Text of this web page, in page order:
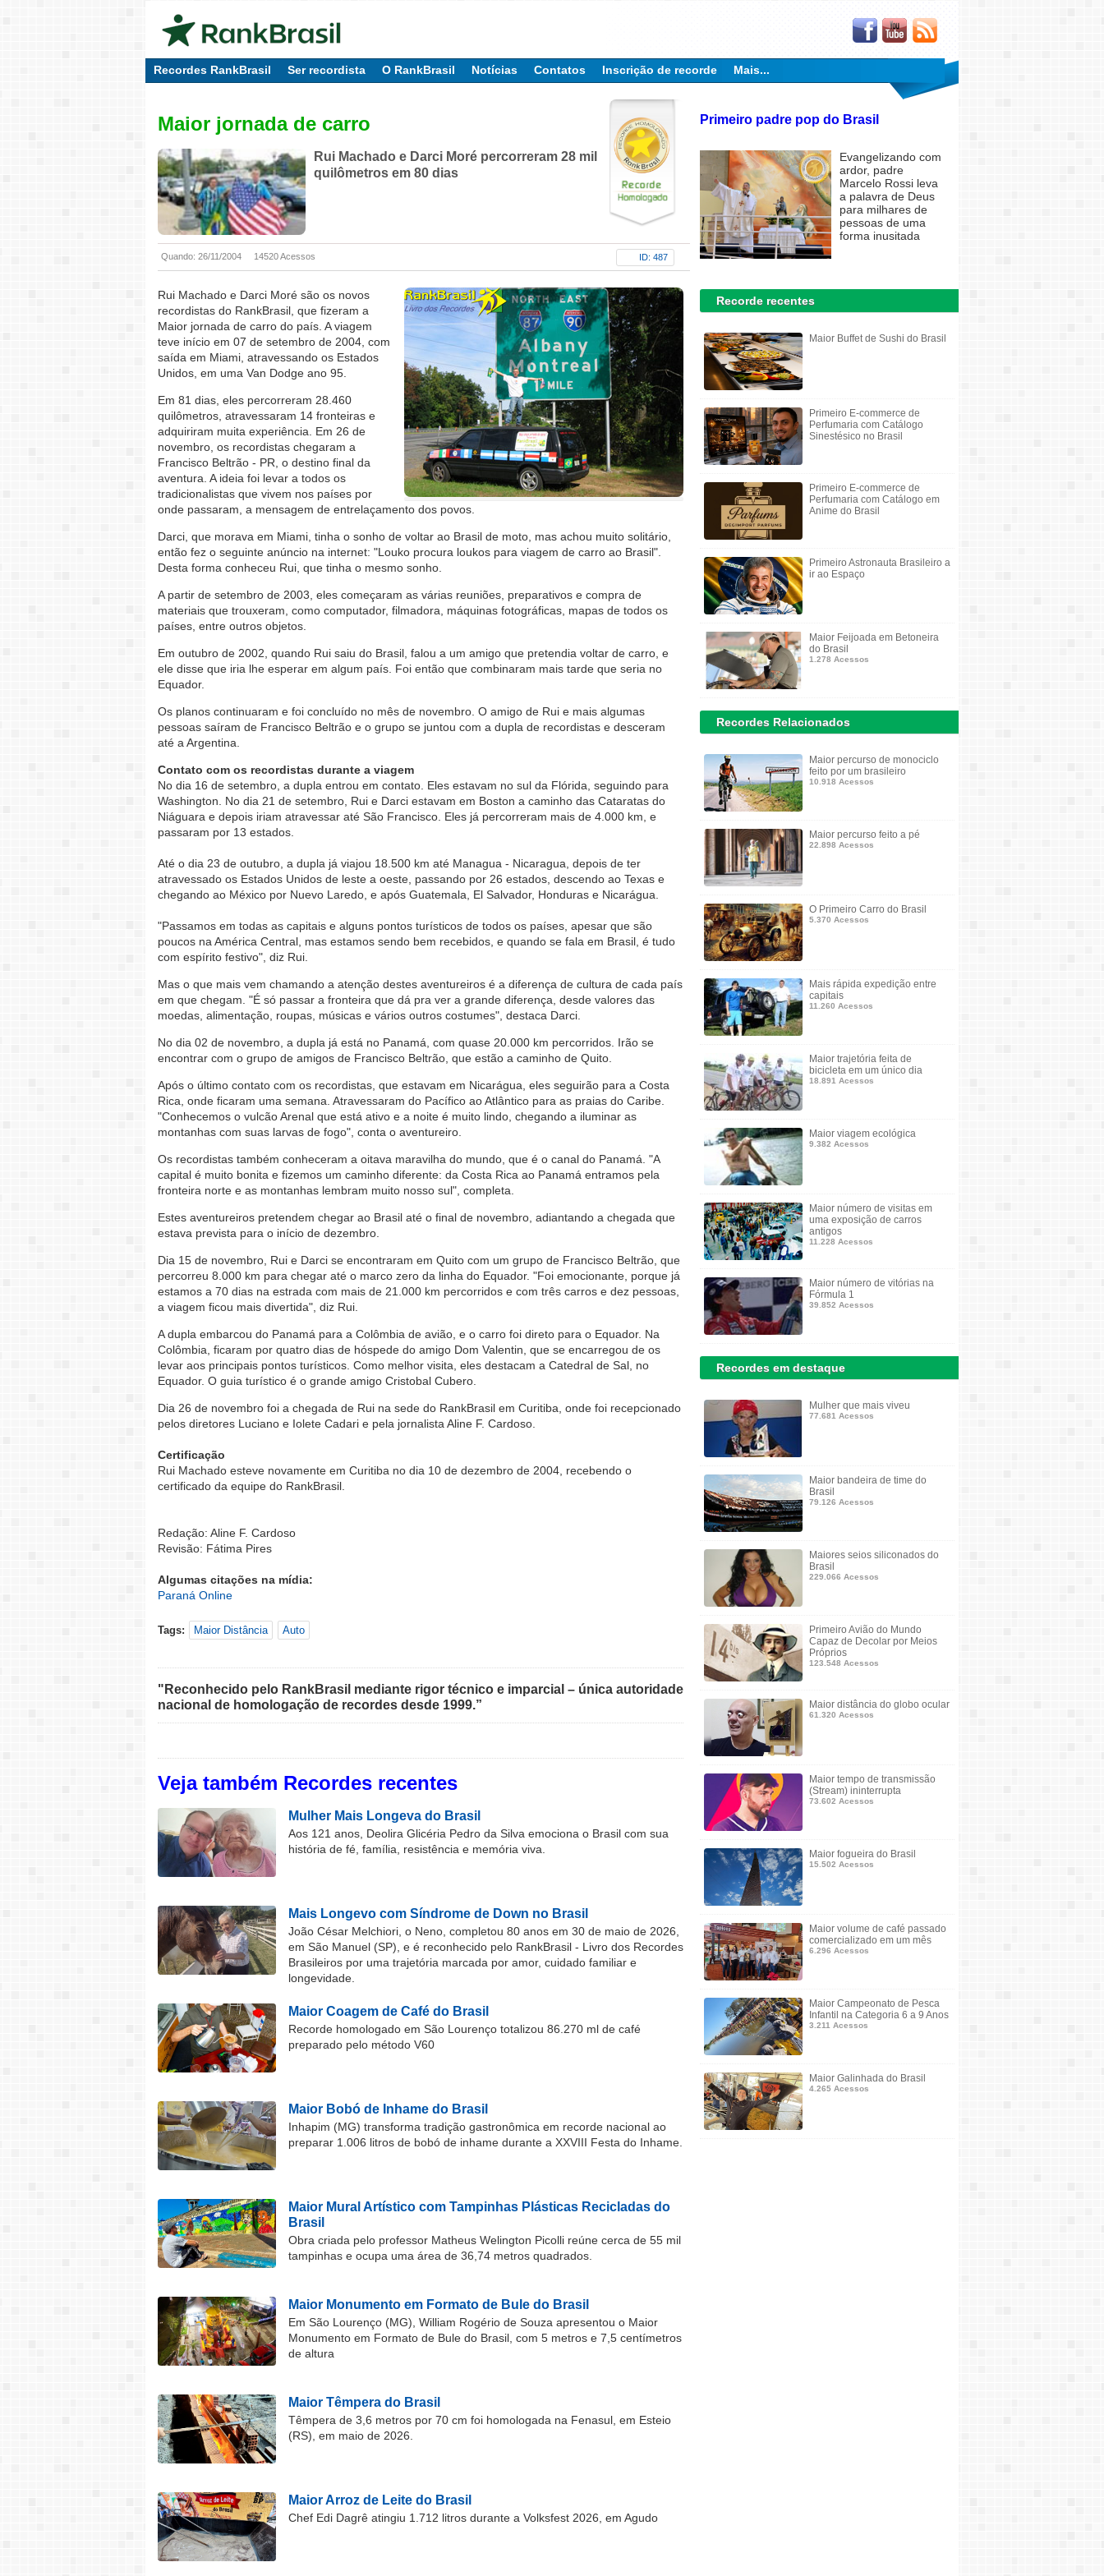
Recordes RankBrasil Ser recordista O RankBrasil Notícias Contatos Inscrição de recorde Mais...
Maior jornada de carro
Rui Machado e Darci Moré percorreram 28 mil
quilômetros em 80 dias
Quando: 26/11/2004 14520 Acessos ID: 487
Rui Machado e Darci Moré são os novos
recordistas do RankBrasil, que fizeram a
Maior jornada de carro do país. A viagem
teve início em 07 de setembro de 2004, com
saída em Miami, atravessando os Estados
Unidos, em uma Van Dodge ano 95.
Em 81 dias, eles percorreram 28.460
quilômetros, atravessaram 14 fronteiras e
adquiriram muita experiência. Em 26 de
novembro, os recordistas chegaram a
Francisco Beltrão - PR, o destino final da
aventura. A ideia foi levar a todos os
tradicionalistas que vivem nos países por
onde passaram, a mensagem de entrelaçamento dos povos.
Darci, que morava em Miami, tinha o sonho de voltar ao Brasil de moto, mas achou muito solitário,
então fez o seguinte anúncio na internet: "Louko procura loukos para viagem de carro ao Brasil".
Desta forma conheceu Rui, que tinha o mesmo sonho.
A partir de setembro de 2003, eles começaram as várias reuniões, preparativos e compra de
materiais que trouxeram, como computador, filmadora, máquinas fotográficas, mapas de todos os
países, entre outros objetos.
Em outubro de 2002, quando Rui saiu do Brasil, falou a um amigo que pretendia voltar de carro, e
ele disse que iria lhe esperar em algum país. Foi então que combinaram mais tarde que seria no
Equador.
Os planos continuaram e foi concluído no mês de novembro. O amigo de Rui e mais algumas
pessoas saíram de Francisco Beltrão e o grupo se juntou com a dupla de recordistas e desceram
até a Argentina.
Contato com os recordistas durante a viagem
No dia 16 de setembro, a dupla entrou em contato. Eles estavam no sul da Flórida, seguindo para
Washington. No dia 21 de setembro, Rui e Darci estavam em Boston a caminho das Cataratas do
Niáguara e depois iriam atravessar até São Francisco. Eles já percorreram mais de 4.000 km, e
passaram por 13 estados.
Até o dia 23 de outubro, a dupla já viajou 18.500 km até Managua - Nicaragua, depois de ter
atravessado os Estados Unidos de leste a oeste, passando por 26 estados, descendo ao Texas e
chegando ao México por Nuevo Laredo, e após Guatemala, El Salvador, Honduras e Nicarágua.
"Passamos em todas as capitais e alguns pontos turísticos de todos os países, apesar que são
poucos na América Central, mas estamos sendo bem recebidos, e quando se fala em Brasil, é tudo
com espírito festivo", diz Rui.
Mas o que mais vem chamando a atenção destes aventureiros é a diferença de cultura de cada país
em que chegam. "É só passar a fronteira que dá pra ver a grande diferença, desde valores das
moedas, alimentação, roupas, músicas e vários outros costumes", destaca Darci.
No dia 02 de novembro, a dupla já está no Panamá, com quase 20.000 km percorridos. Irão se
encontrar com o grupo de amigos de Francisco Beltrão, que estão a caminho de Quito.
Após o último contato com os recordistas, que estavam em Nicarágua, eles seguirão para a Costa
Rica, onde ficaram uma semana. Atravessaram do Pacífico ao Atlântico para as praias do Caribe.
"Conhecemos o vulcão Arenal que está ativo e a noite é muito lindo, chegando a iluminar as
montanhas com suas larvas de fogo", conta o aventureiro.
Os recordistas também conheceram a oitava maravilha do mundo, que é o canal do Panamá. "A
capital é muito bonita e fizemos um caminho diferente: da Costa Rica ao Panamá entramos pela
fronteira norte e as montanhas lembram muito nosso sul", completa.
Estes aventureiros pretendem chegar ao Brasil até o final de novembro, adiantando a chegada que
estava prevista para o início de dezembro.
Dia 15 de novembro, Rui e Darci se encontraram em Quito com um grupo de Francisco Beltrão, que
percorreu 8.000 km para chegar até o marco zero da linha do Equador. "Foi emocionante, porque já
estamos a 70 dias na estrada com mais de 21.000 km percorridos e com três carros e dez pessoas,
a viagem ficou mais divertida", diz Rui.
A dupla embarcou do Panamá para a Colômbia de avião, e o carro foi direto para o Equador. Na
Colômbia, ficaram por quatro dias de hóspede do amigo Dom Valentin, que se encarregou de os
levar aos principais pontos turísticos. Como melhor visita, eles destacam a Catedral de Sal, no
Equador. O guia turístico é o grande amigo Cristobal Cubero.
Dia 26 de novembro foi a chegada de Rui na sede do RankBrasil em Curitiba, onde foi recepcionado
pelos diretores Luciano e Iolete Cadari e pela jornalista Aline F. Cardoso.
Certificação
Rui Machado esteve novamente em Curitiba no dia 10 de dezembro de 2004, recebendo o
certificado da equipe do RankBrasil.
Redação: Aline F. Cardoso
Revisão: Fátima Pires
Algumas citações na mídia:
Paraná Online
Tags: Maior Distância Auto
"Reconhecido pelo RankBrasil mediante rigor técnico e imparcial – única autoridade
nacional de homologação de recordes desde 1999.”
Veja também Recordes recentes
Mulher Mais Longeva do Brasil
Aos 121 anos, Deolira Glicéria Pedro da Silva emociona o Brasil com sua
história de fé, família, resistência e memória viva.
Mais Longevo com Síndrome de Down no Brasil
João César Melchiori, o Neno, completou 80 anos em 30 de maio de 2026,
em São Manuel (SP), e é reconhecido pelo RankBrasil - Livro dos Recordes
Brasileiros por uma trajetória marcada por amor, cuidado familiar e
longevidade.
Maior Coagem de Café do Brasil
Recorde homologado em São Lourenço totalizou 86.270 ml de café
preparado pelo método V60
Maior Bobó de Inhame do Brasil
Inhapim (MG) transforma tradição gastronômica em recorde nacional ao
preparar 1.006 litros de bobó de inhame durante a XXVIII Festa do Inhame.
Maior Mural Artístico com Tampinhas Plásticas Recicladas do
Brasil
Obra criada pelo professor Matheus Welington Picolli reúne cerca de 55 mil
tampinhas e ocupa uma área de 36,74 metros quadrados.
Maior Monumento em Formato de Bule do Brasil
Em São Lourenço (MG), William Rogério de Souza apresentou o Maior
Monumento em Formato de Bule do Brasil, com 5 metros e 7,5 centímetros
de altura
Maior Têmpera do Brasil
Têmpera de 3,6 metros por 70 cm foi homologada na Fenasul, em Esteio
(RS), em maio de 2026.
Maior Arroz de Leite do Brasil
Chef Edi Dagrê atingiu 1.712 litros durante a Volksfest 2026, em Agudo
Primeiro padre pop do Brasil
Evangelizando com
ardor, padre
Marcelo Rossi leva
a palavra de Deus
para milhares de
pessoas de uma
forma inusitada
Recorde recentes
Maior Buffet de Sushi do Brasil
Primeiro E-commerce de
Perfumaria com Catálogo
Sinestésico no Brasil
Primeiro E-commerce de
Perfumaria com Catálogo em
Anime do Brasil
Primeiro Astronauta Brasileiro a
ir ao Espaço
Maior Feijoada em Betoneira
do Brasil
1.278 Acessos
Recordes Relacionados
Maior percurso de monociclo
feito por um brasileiro
10.918 Acessos
Maior percurso feito a pé
22.898 Acessos
O Primeiro Carro do Brasil
5.370 Acessos
Mais rápida expedição entre
capitais
11.260 Acessos
Maior trajetória feita de
bicicleta em um único dia
18.891 Acessos
Maior viagem ecológica
9.382 Acessos
Maior número de visitas em
uma exposição de carros
antigos
11.228 Acessos
Maior número de vitórias na
Fórmula 1
39.852 Acessos
Recordes em destaque
Mulher que mais viveu
77.681 Acessos
Maior bandeira de time do
Brasil
79.126 Acessos
Maiores seios siliconados do
Brasil
229.066 Acessos
Primeiro Avião do Mundo
Capaz de Decolar por Meios
Próprios
123.548 Acessos
Maior distância do globo ocular
61.320 Acessos
Maior tempo de transmissão
(Stream) ininterrupta
73.602 Acessos
Maior fogueira do Brasil
15.502 Acessos
Maior volume de café passado
comercializado em um mês
6.296 Acessos
Maior Campeonato de Pesca
Infantil na Categoria 6 a 9 Anos
3.211 Acessos
Maior Galinhada do Brasil
4.265 Acessos